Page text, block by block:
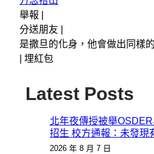
舉報 |
分送朋友 |
是撒旦的化身，他會做出同樣
埋紅包
Latest Posts
北年夜傳授被舉
招生 校方通報：未發現
2026 年 8 月 7 日